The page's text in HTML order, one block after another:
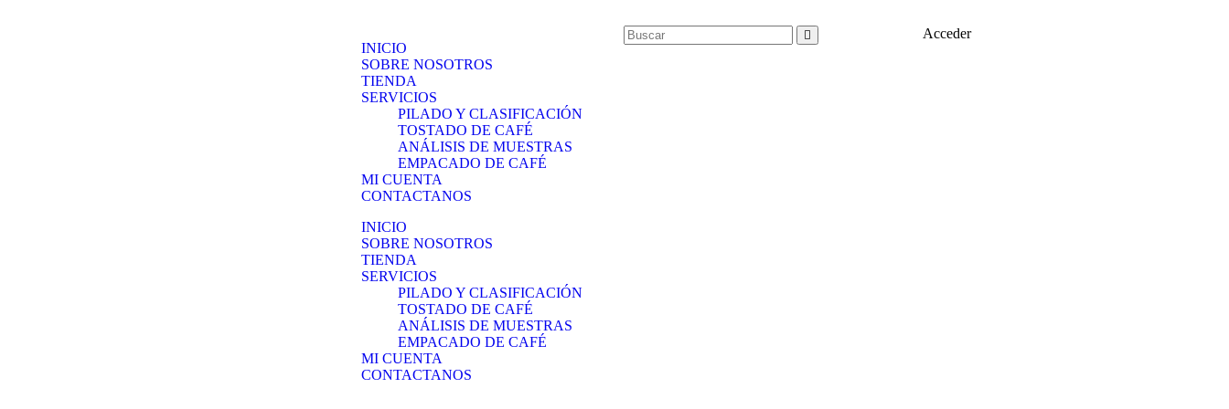
INICIO
SOBRE NOSOTROS
TIENDA
SERVICIOS
PILADO Y CLASIFICACIÓN
TOSTADO DE CAFÉ
ANÁLISIS DE MUESTRAS
EMPACADO DE CAFÉ
MI CUENTA
CONTACTANOS
INICIO
SOBRE NOSOTROS
TIENDA
SERVICIOS
PILADO Y CLASIFICACIÓN
TOSTADO DE CAFÉ
ANÁLISIS DE MUESTRAS
EMPACADO DE CAFÉ
MI CUENTA
CONTACTANOS
Acceder